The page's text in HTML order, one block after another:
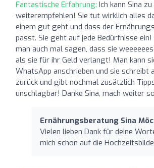
Fantastische Erfahrung: Ich kann Sina
weiterempfehlen! Sie tut wirklich alles
einem gut geht und dass der
passt. Sie geht auf jede Bedürfnisse
man auch mal sagen, dass sie
als sie für ihr Geld verlangt! Man kann
WhatsApp anschrieben und sie schreibt
zurück und gibt nochmal zusätzlich
unschlagbar! Danke Sina, mach weiter
Ernährungsberatung Sina
Vielen lieben Dank für deine
mich schon auf die